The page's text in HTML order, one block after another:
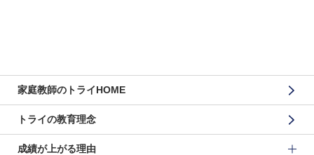
家庭教師のトライHOME
トライの教育理念
成績が上がる理由